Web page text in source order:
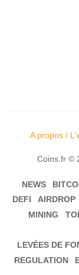
A propos /
Coins.fr ©
NEWS
DEFI
AIRDROP
MINING
LEVÉES DE
REGULATION